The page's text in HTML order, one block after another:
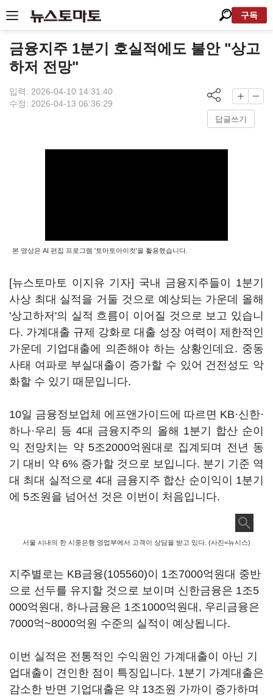
구독
금융지주 1분기 호실적에도 불안 "상고
하저 전망"
입력: 2026-04-10 14:31:40
수정: 2026-04-13 06:36:29
답글쓰기
본 영상은 AI 편집 프로그램 '토마토아이컷'을 활용했습니다.
[뉴스토마토 이지유 기자] 국내 금융지주들이 1분기
사상 최대 실적을 거둘 것으로 예상되는 가운데 올해
'상고하저'의 실적 흐름이 이어질 것으로 보고 있습니
다. 가계대출 규제 강화로 대출 성장 여력이 제한적인
가운데 기업대출에 의존해야 하는 상황인데요. 중동
사태 여파로 부실대출이 증가할 수 있어 건전성도 악
화할 수 있기 때문입니다.
10일 금융정보업체 에프앤가이드에 따르면 KB·신한·
하나·우리 등 4대 금융지주의 올해 1분기 합산 순이
익 전망치는 약 5조2000억원대로 집계되며 전년 동
기 대비 약 6% 증가할 것으로 보입니다. 분기 기준 역
대 최대 실적으로 4대 금융지주 합산 순이익이 1분기
에 5조원을 넘어선 것은 이번이 처음입니다.
서울 시내의 한 시중은행 영업부에서 고객이 상담을 받고 있다. (사진=뉴시스)
지주별로는 KB금융(105560)이 1조7000억원대 중반
으로 선두를 유지할 것으로 보이며 신한금융은 1조5
000억원대, 하나금융은 1조1000억원대, 우리금융은
7000억~8000억원 수준의 실적이 예상됩니다.
이번 실적은 전통적인 수익원인 가계대출이 아닌 기
업대출이 견인한 점이 특징입니다. 1분기 가계대출은
감소한 반면 기업대출은 약 13조원 가까이 증가하며